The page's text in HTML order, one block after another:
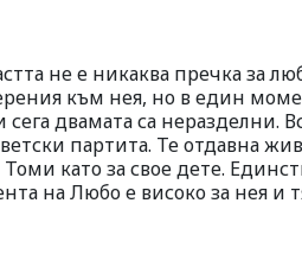
не е никаква пречка за
към нея, но в един
двамата са неразделни.
партита. Те отдавна
като за свое дете.
на Любо е високо за нея и